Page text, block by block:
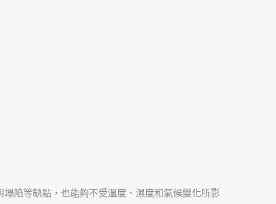
陷等缺點，也能夠不受溫度、濕度和氣候變化所影